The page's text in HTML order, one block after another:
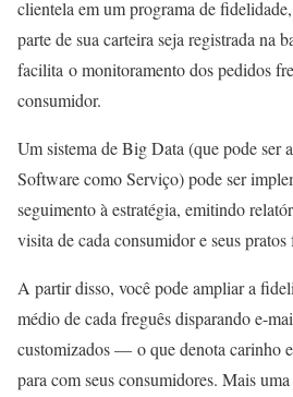
clientela em um programa de
parte de sua carteira seja registrada na
facilita o monitoramento dos pedidos
consumidor.
Um sistema de Big Data (que pode ser
Software como Serviço) pode ser
seguimento à estratégia, emitindo
visita de cada consumidor e seus pratos
A partir disso, você pode ampliar a
médio de cada freguês disparando e-
customizados — o que denota carinho
para com seus consumidores. Mais